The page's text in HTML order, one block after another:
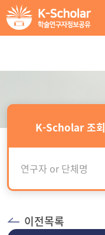
K-Scholar 조회
이전목록